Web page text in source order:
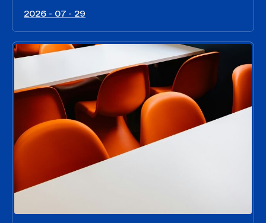
2026 - 07 - 29